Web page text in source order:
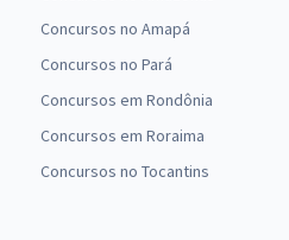
Concursos no Amapá
Concursos no Pará
Concursos em Rondônia
Concursos em Roraima
Concursos no Tocantins